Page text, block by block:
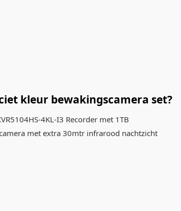
kleur bewakingscamera set?
4KL-I3 Recorder met 1TB
met extra 30mtr infrarood nachtzicht